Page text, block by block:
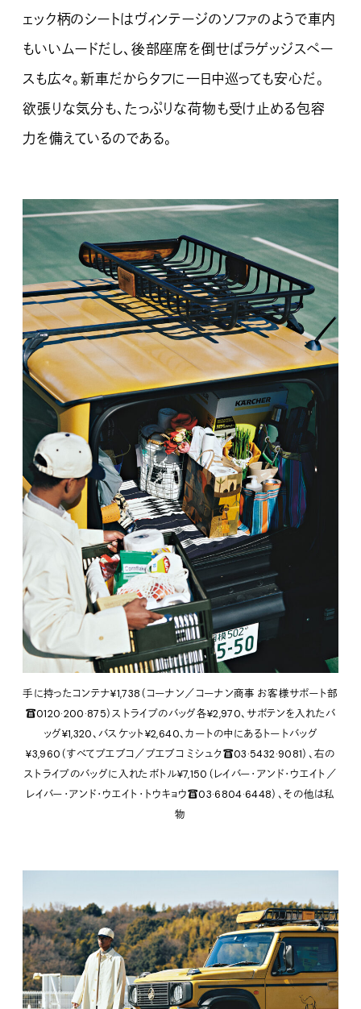
ェック柄のシートはヴィンテージのソファのようで車内
もいいムードだし、後部座席を倒せばラゲッジスペー
スも広々。新車だからタフに一日中巡っても安心だ。
欲張りな気分も、たっぷりな荷物も受け止める包容
力を備えているのである。
手に持ったコンテナ¥1,738（コーナン／コーナン商事 お客様サポート部
☎0120·200·875）ストライプのバッグ各¥2,970、サボテンを入れたバ
ッグ¥1,320、バスケット¥2,640、カートの中にあるトートバッグ
¥3,960（すべてプエブコ／プエブコ ミシュク☎03·5432·9081）、右の
ストライプのバッグに入れたボトル¥7,150（レイバー・アンド・ウエイト／
レイバー・アンド・ウエイト・トウキョウ☎03·6804·6448）、その他は私
物